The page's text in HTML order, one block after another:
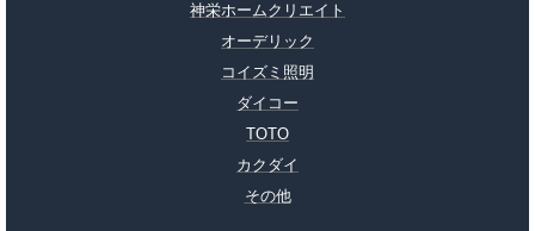
神栄ホームクリエイト
オーデリック
コイズミ照明
ダイコー
TOTO
カクダイ
その他